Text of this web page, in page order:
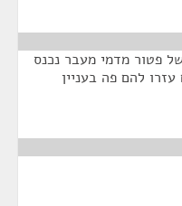
פטור מדמי מעבר נכנס
להם פה בעניין